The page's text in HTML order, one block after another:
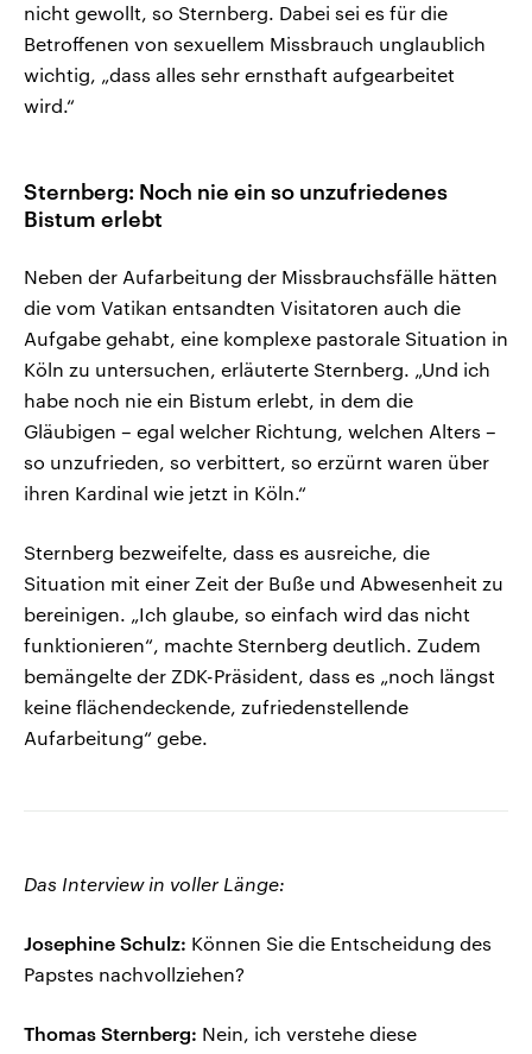
nicht gewollt, so Sternberg. Dabei sei es für die
Betroffenen von sexuellem Missbrauch unglaublich
wichtig, „dass alles sehr ernsthaft aufgearbeitet
wird.“
Sternberg: Noch nie ein so unzufriedenes
Bistum erlebt
Neben der Aufarbeitung der Missbrauchsfälle hätten
die vom Vatikan entsandten Visitatoren auch die
Aufgabe gehabt, eine komplexe pastorale Situation in
Köln zu untersuchen, erläuterte Sternberg. „Und ich
habe noch nie ein Bistum erlebt, in dem die
Gläubigen – egal welcher Richtung, welchen Alters –
so unzufrieden, so verbittert, so erzürnt waren über
ihren Kardinal wie jetzt in Köln.“
Sternberg bezweifelte, dass es ausreiche, die
Situation mit einer Zeit der Buße und Abwesenheit zu
bereinigen. „Ich glaube, so einfach wird das nicht
funktionieren“, machte Sternberg deutlich. Zudem
bemängelte der ZDK-Präsident, dass es „noch längst
keine flächendeckende, zufriedenstellende
Aufarbeitung“ gebe.
Das Interview in voller Länge:
Josephine Schulz: Können Sie die Entscheidung des
Papstes nachvollziehen?
Thomas Sternberg: Nein, ich verstehe diese